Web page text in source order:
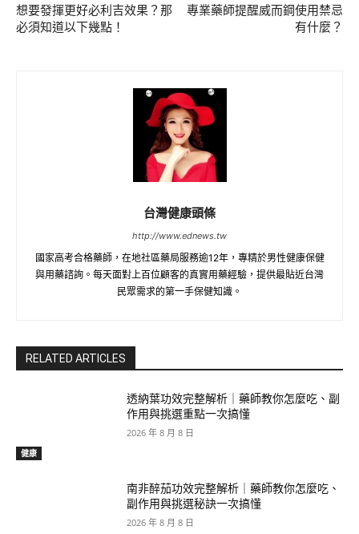
想要發揮更好必利吉效果？那
必須知道以下幾點！
專業藥師提醒威而鋼使用禁忌
有什麼？
台灣健康頭條
http://www.ednews.tw
國家高考合格藥師，在地社區藥局服務逾12年，專精於男性健康保健
與用藥諮詢。每天面對上百位顧客的真實用藥經驗，提供最貼近台灣
民眾需求的第一手保健知識。
RELATED ARTICLES
健康
透納葉功效完整解析｜藥師教你怎麼吃、副
作用與挑選重點一次搞懂
2026 年 8 月 8 日
南非醉茄功效完整解析｜藥師教你怎麼吃、
副作用與挑選秘訣一次搞懂
2026 年 8 月 8 日